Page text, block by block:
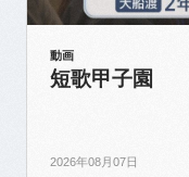
動画
短歌甲子園
2026年08月07日